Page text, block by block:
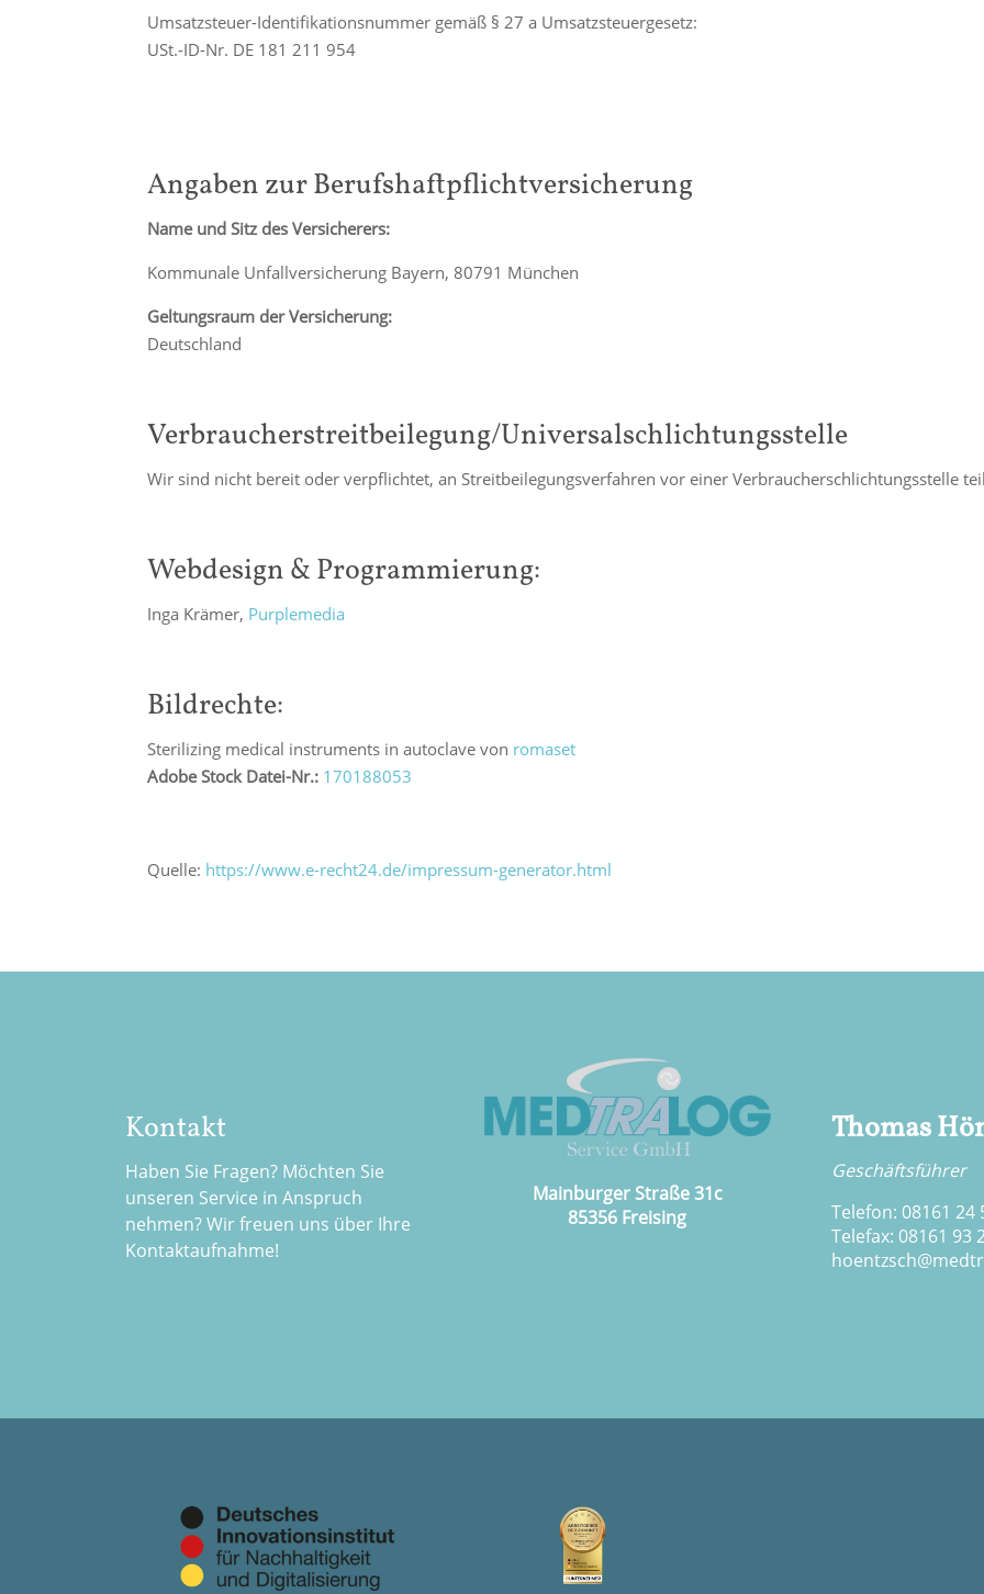
Umsatzsteuer-Identifikationsnummer gemäß § 27 a Umsatzsteuergesetz:
USt.-ID-Nr. DE 181 211 954
Angaben zur Berufshaftpflichtversicherung
Name und Sitz des Versicherers:
Kommunale Unfallversicherung Bayern, 80791 München
Geltungsraum der Versicherung:
Deutschland
Verbraucher­streit­beilegung/Universal­schlichtungs­stelle
Wir sind nicht bereit oder verpflichtet, an Streitbeilegungsverfahren vor einer Verbraucherschlichtungsstelle
Webdesign & Programmierung:
Inga Krämer, Purplemedia
Bildrechte:
Sterilizing medical instruments in autoclave von romaset
Adobe Stock Datei-Nr.: 170188053
Quelle: https://www.e-recht24.de/impressum-generator.html
Kontakt
Haben Sie Fragen? Möchten Sie
unseren Service in Anspruch
nehmen? Wir freuen uns über Ihre
Kontaktaufnahme!
Mainburger Straße 31c
85356 Freising
Thomas
Geschäftsführer
Telefon: 08161 24
Telefax: 08161 93